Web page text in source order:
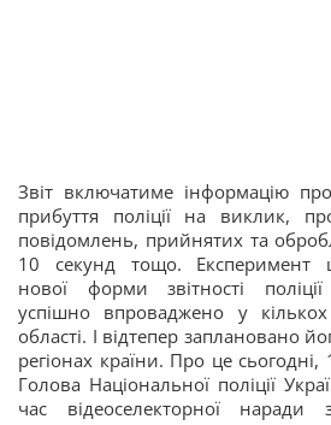
Звіт включатиме інформацію
прибуття поліції на виклик,
повідомлень, прийнятих та
10 секунд тощо. Експеримент
нової форми звітності
успішно впроваджено у
області. І відтепер заплановано
регіонах країни. Про це
Голова Національної поліції
час відеоселекторної наради